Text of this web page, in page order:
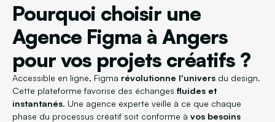
Pourquoi choisir une
Agence Figma à Angers
pour vos projets créatifs ?
Accessible en ligne, Figma révolutionne l'univers du design.
Cette plateforme favorise des échanges fluides et
instantanés. Une agence experte veille à ce que chaque
phase du processus créatif soit conforme à vos besoins